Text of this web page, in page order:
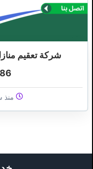
شركة تعقيم
منذ